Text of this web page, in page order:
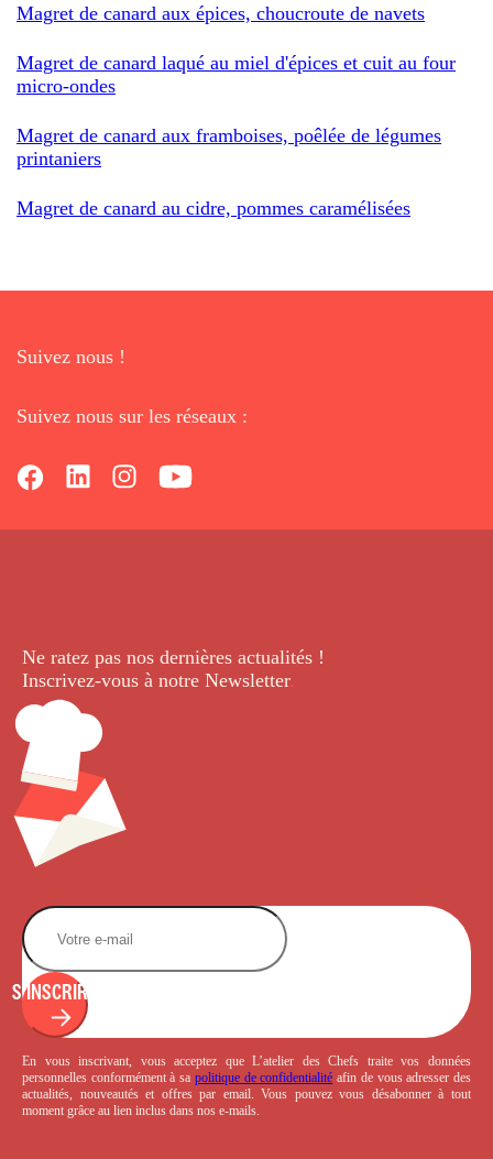
Magret de canard aux épices, choucroute de navets
Magret de canard laqué au miel d'épices et cuit au four
micro-ondes
Magret de canard aux framboises, poêlée de légumes
printaniers
Magret de canard au cidre, pommes caramélisées
Suivez nous !
Suivez nous sur les réseaux :
Ne ratez pas nos dernières actualités !
Inscrivez-vous à notre Newsletter.
S'INSCRIRE
En vous inscrivant, vous acceptez que L’atelier des Chefs traite vos données
personnelles conformément à sa politique de confidentialité afin de vous adresser des
actualités, nouveautés et offres par email. Vous pouvez vous désabonner à tout
moment grâce au lien inclus dans nos e-mails.